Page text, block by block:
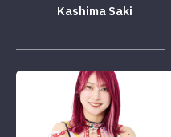
Kashima Saki